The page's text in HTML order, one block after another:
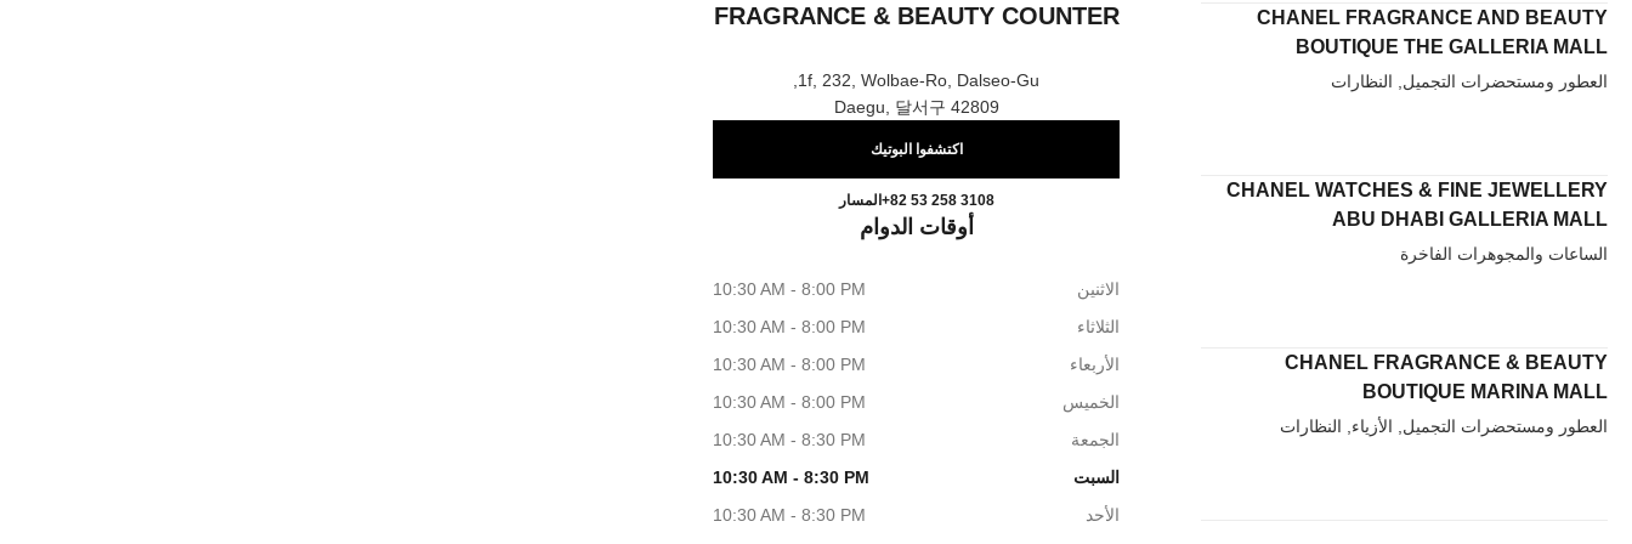
CHANEL FRAGRANCE AND BEAUTY
BOUTIQUE THE GALLERIA MALL
العطور ومستحضرات التجميل, النظارات
CHANEL WATCHES & FINE JEWELLERY
ABU DHABI GALLERIA MALL
الساعات والمجوهرات الفاخرة
CHANEL FRAGRANCE & BEAUTY
BOUTIQUE MARINA MALL
العطور ومستحضرات التجميل, الأزياء, النظارات
FRAGRANCE & BEAUTY COUNTER
1f, 232, Wolbae-Ro, Dalseo-Gu,
42809 Daegu, 달서구
اكتشفوا البوتيك
اتصال
+82 53 258 3108 المسارLotte Sangin CHANEL Fragrance & Beauty Counter
أوقات الدوام
الاثنين
10:30 AM - 8:00 PM
الثلاثاء
10:30 AM - 8:00 PM
الأربعاء
10:30 AM - 8:00 PM
الخميس
10:30 AM - 8:00 PM
الجمعة
10:30 AM - 8:30 PM
السبت
10:30 AM - 8:30 PM
الأحد
10:30 AM - 8:30 PM